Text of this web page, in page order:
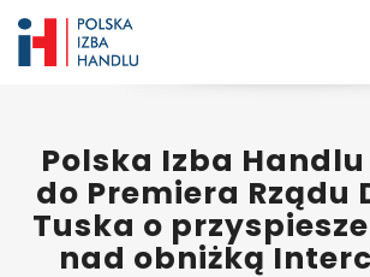
Polska Izba
do Premiera Rządu
Tuska o
nad obniżką